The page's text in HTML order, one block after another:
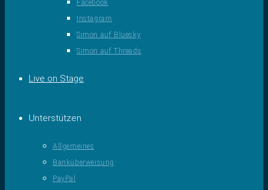
Facebook
Instagram
Simon auf Bluesky
Simon auf Threads
Live on Stage
Unterstützen
Allgemeines
Banküberweisung
PayPal